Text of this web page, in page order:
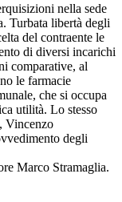
nella sede
Turbata libertà degli
del contraente le
di diversi incarichi
comparative, al
le farmacie
che si occupa
utilità. Lo stesso
Vincenzo
degli
Marco Stramaglia.